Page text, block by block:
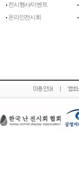
전시행사/이벤트
온라인전시회